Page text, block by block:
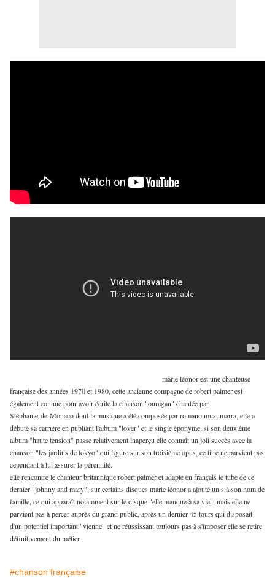
marie léonor est une chanteuse
française des années 1970 et 1980, cette ancienne compagne de robert palmer est
également connue pour avoir écrite la chanson "ouragan" chantée par
Stéphanie de Monaco dont la musique a été composée par romano musumarra, elle a
débuté sa carrière en publiant l'album "lover" et le single éponyme, si son deuxième
album "haute tension" passe relativement inaperçu elle connaît un joli succès avec la
chanson "les jardins de tokyo" qui figure sur son troisième opus, ce titre ne parvient pas
cependant à lui assurer la pérennité.
elle rencontre le chanteur britannique robert palmer et adapte en français le tube de ce
dernier "johnny and mary", sur certains disques marie léonor a ajouté un s à son nom de
famille, ce qui apparaît notamment sur le disque "elle manque à sa vie", mais elle ne
parvient pas à percer auprès du grand public, après un dernier 45 tours qui disposait
d'un potentiel important "vienne" et ne réussissant toujours pas à s'imposer elle se retire
définitivement du métier.
#chanson française